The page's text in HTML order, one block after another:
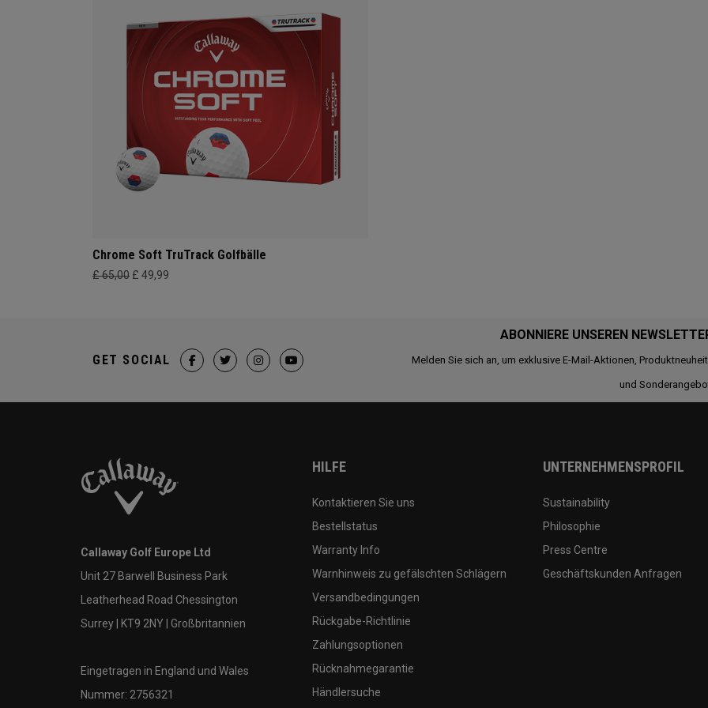
Chrome Soft TruTrack Golfbälle
£ 65,00 £ 49,99
ABONNIERE UNSEREN
Melden Sie sich an, um exklusive E-Mail-Aktionen,
und
GET SOCIAL
Callaway Golf Europe Ltd
Unit 27 Barwell Business Park
Leatherhead Road Chessington
Surrey | KT9 2NY | Großbritannien
Eingetragen in England und Wales
Nummer: 2756321
HILFE
Kontaktieren Sie uns
Bestellstatus
Warranty Info
Warnhinweis zu gefälschten Schlägern
Versandbedingungen
Rückgabe-Richtlinie
Zahlungsoptionen
Rücknahmegarantie
Händlersuche
UNTERNEHMENSPROFIL
Sustainability
Philosophie
Press Centre
Geschäftskunden Anfragen